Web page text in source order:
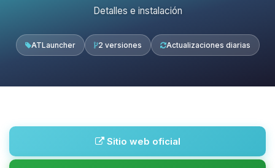
Detalles e instalación
ATLauncher 2 versiones Actualizaciones diarias
Sitio web oficial